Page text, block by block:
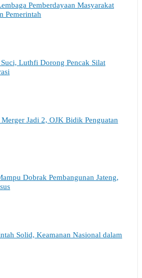
Pemberdayaan Masyarakat
Pemerintah
Luthfi Dorong Pencak Silat
Merger Jadi 2, OJK Bidik Penguatan
Dobrak Pembangunan Jateng,
Solid, Keamanan Nasional dalam